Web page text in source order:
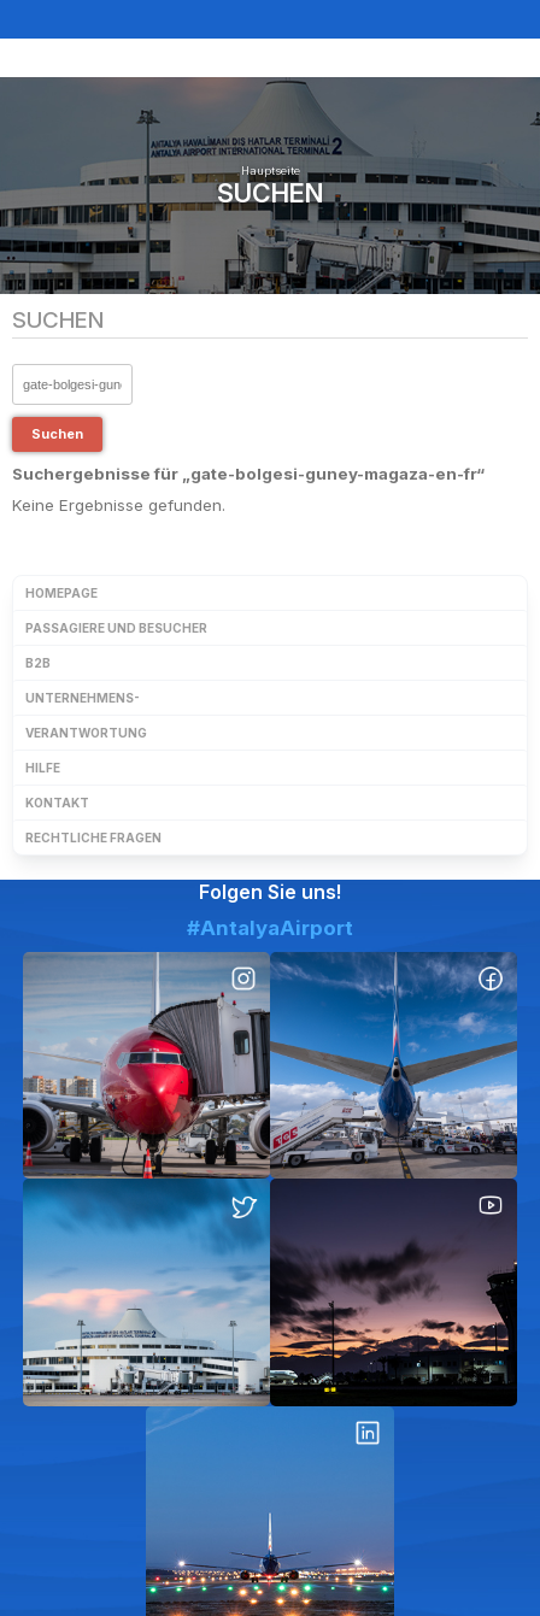
Hauptseite
SUCHEN
SUCHEN
Suchen
Suchergebnisse für „gate-bolgesi-guney-magaza-en-fr“
Keine Ergebnisse gefunden.
HOMEPAGE
PASSAGIERE UND BESUCHER
B2B
UNTERNEHMENS-
VERANTWORTUNG
HILFE
KONTAKT
RECHTLICHE FRAGEN
Folgen Sie uns!
#AntalyaAirport